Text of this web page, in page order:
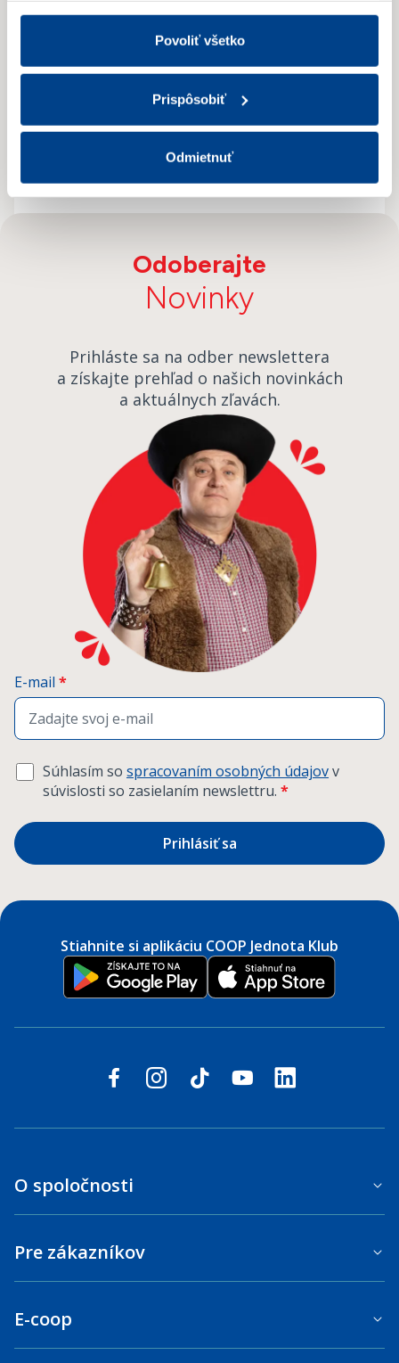
ktoré vám poskytli alebo ktoré vás získali, keď ste
Viac informácií nájdete v Zásadách
spracúvania súborov cookies.
Povoliť všetko
Prispôsobiť
Odmietnuť
Odoberajte
Novinky
Prihláste sa na odber newslettera
a získajte prehľad o našich novinkách
a aktuálnych zľavách.
E-mail *
Súhlasím so spracovaním osobných údajovv
súvislosti so zasielaním newslettru. *
Prihlásiť sa
Stiahnite si aplikáciu COOP Jednota Klub
Sledujte nás na sociálnych sieťach
facebookinstagram
tiktok youtubelinkedin
O spoločnosti
Pre zákazníkov
E-coop